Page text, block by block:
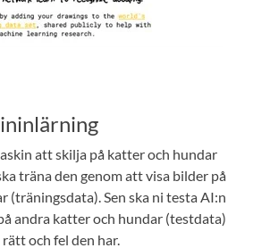
att skilja på katter och hundar
träna den genom att visa bilder på
(träningsdata). Sen ska ni testa AI:n
andra katter och hundar (testdata)
och fel den har.